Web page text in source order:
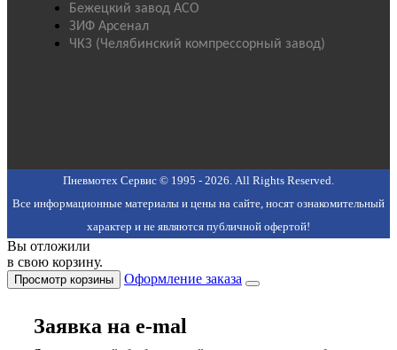
Бежецкий завод АСО
ЗИФ Арсенал
ЧКЗ (Челябинский компрессорный завод)
Пневмотех Сервис © 1995 - 2026. All Rights Reserved.
Все информационные материалы и цены на сайте, носят ознакомительный
характер и не являются публичной офертой!
Вы отложили
в свою корзину.
Просмотр корзины Оформление заказа
Заявка на e-mal